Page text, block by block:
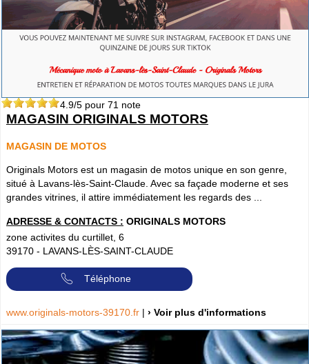
4.9/5 pour 71 note
MAGASIN ORIGINALS MOTORS
MAGASIN DE MOTOS
Originals Motors est un magasin de motos unique en son genre,
situé à Lavans-lès-Saint-Claude. Avec sa façade moderne et ses
grandes vitrines, il attire immédiatement les regards des ...
ADRESSE & CONTACTS : ORIGINALS MOTORS
zone activites du curtillet, 6
39170 - LAVANS-LÈS-SAINT-CLAUDE
Téléphone
www.originals-motors-39170.fr | › Voir plus d'informations